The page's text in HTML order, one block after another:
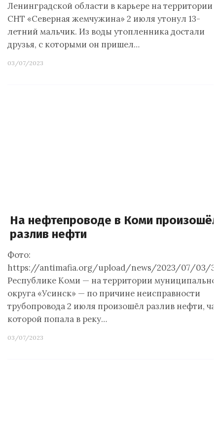
Ленинградской области в карьере на территории
СНТ «Северная жемчужина» 2 июля утонул 13-
летний мальчик. Из воды утопленника достали
друзья, с которыми он пришел…
03/07/2023
На нефтепроводе в Коми произошёл
разлив нефти
Фото:
https://antimafia.org/upload/news/2023/07/03/
Республике Коми — на территории
округа «Усинск» — по причине неисправности
трубопровода 2 июля произошёл разлив нефти,
которой попала в реку…
03/07/2023